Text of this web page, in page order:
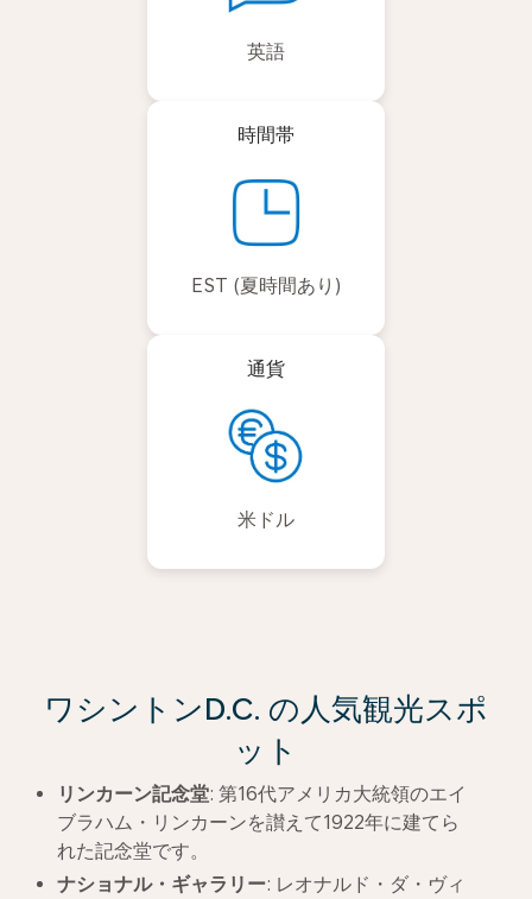
英語
時間帯
EST (夏時間あり)
通貨
米ドル
ワシントンD.C. の人気観光スポ
ット
リンカーン記念堂: 第16代アメリカ大統領のエイ
ブラハム・リンカーンを讃えて1922年に建てら
れた記念堂です。
ナショナル・ギャラリー: レオナルド・ダ・ヴィ